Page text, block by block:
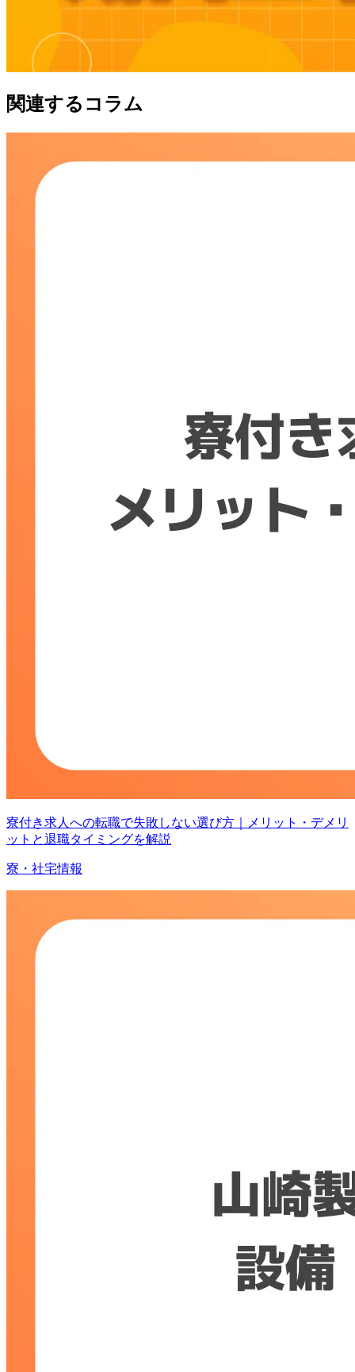
関連するコラム
寮付き求人への転職で失敗しない選び方｜メリット・デメリ
ットと退職タイミングを解説
寮・社宅情報